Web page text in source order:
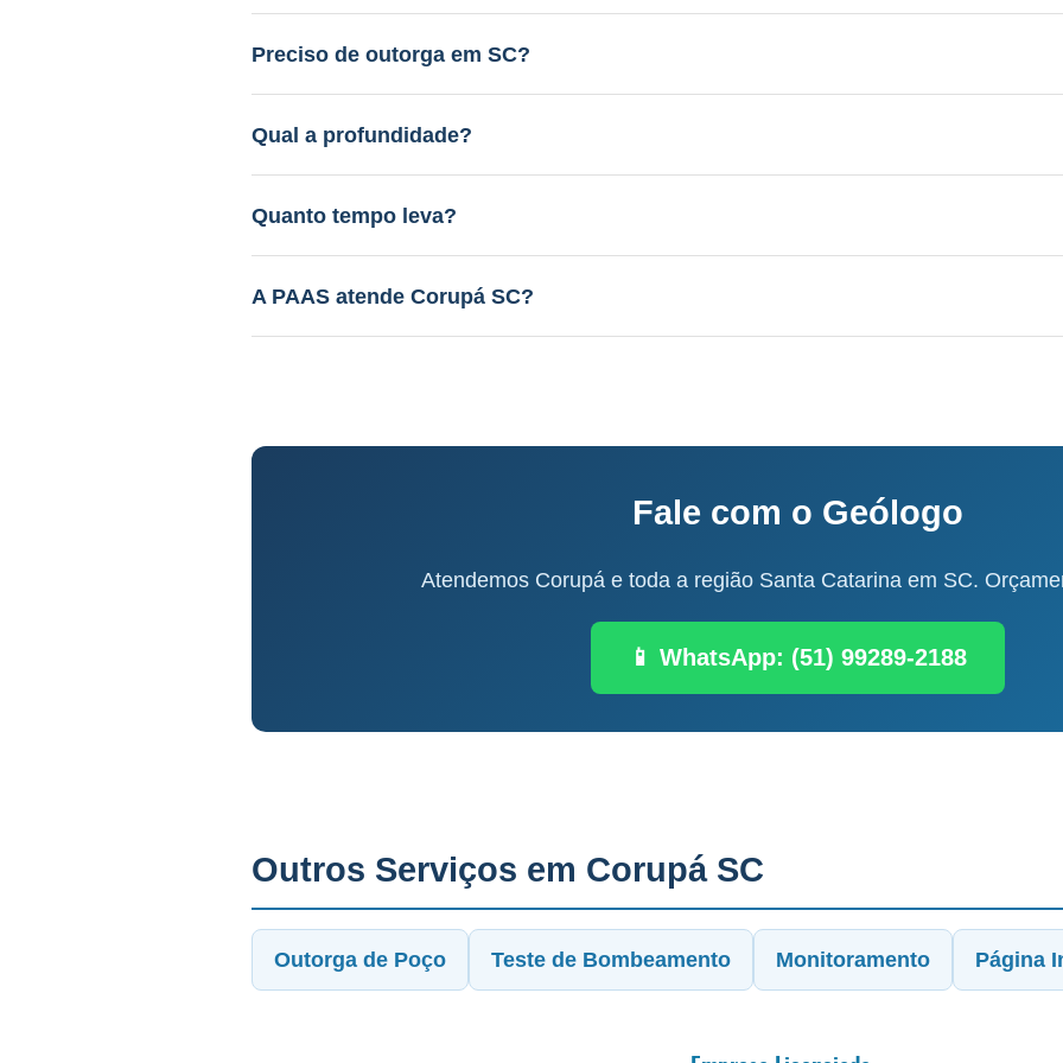
Entre R$ 12.000 a R$ 45.000. Aquífero variável conforme a geologia local,
gratuito.
Preciso de outorga em SC?
Sim. A PAAS cuida de todo o licenciamento junto ao IMA-SC.
Qual a profundidade?
40 a 150m em aquífero variável conforme a geologia local, vazão de 3 a 30 m³/h.
Quanto tempo leva?
Perfuração: 3-15 dias. Processo completo: 60-120 dias.
A PAAS atende Corupá SC?
Sim! Desde 1985, com geólogo e equipe própria.
Fale com o Geólogo
Atendemos Corupá e toda a região Santa Catarina em SC.
📱 WhatsApp: (51) 99289-2188
Outros Serviços em Corupá SC
Outorga de Poço Teste de Bombeamento Monitoramento Página